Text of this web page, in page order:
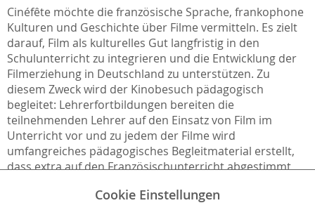
Cinéfête möchte die französische Sprache, frankophone
Kulturen und Geschichte über Filme vermitteln. Es zielt
darauf, Film als kulturelles Gut langfristig in den
Schulunterricht zu integrieren und die Entwicklung der
Filmerziehung in Deutschland zu unterstützen. Zu
diesem Zweck wird der Kinobesuch pädagogisch
begleitet: Lehrerfortbildungen bereiten die
teilnehmenden Lehrer auf den Einsatz von Film im
Unterricht vor und zu jedem der Filme wird
umfangreiches pädagogisches Begleitmaterial erstellt,
dass extra auf den Französischunterricht abgestimmt
Cookie Einstellungen